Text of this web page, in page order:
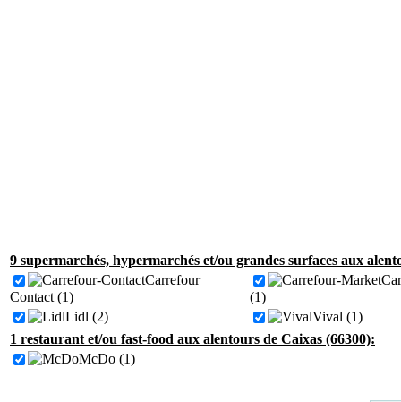
9 supermarchés, hypermarchés et/ou grandes surfaces aux
Carrefour
Contact (1)
(1)
Lidl (2)
Vival (1)
1 restaurant et/ou fast-food aux alentours de Caixas (66300):
McDo (1)